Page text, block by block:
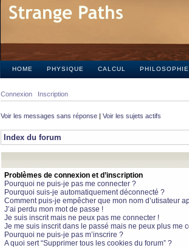
HOME PHYSIQUE CALCUL PHILOSOPHIE
Connexion Inscription
Voir les messages sans réponse | Voir les sujets actifs
Index du forum
Problèmes de connexion et d’inscription
Pourquoi ne puis-je pas me connecter ?
Pourquoi suis-je automatiquement déconnecté ?
Comment puis-je empêcher que mon nom d’utisateur
J’ai perdu mon mot de passe !
Je suis inscrit mais ne peux pas me connecter !
Je me suis inscrit dans le passé mais ne peux plus me
Pourquoi ne puis-je pas m’inscrire ?
A quoi sert “Supprimer tous les cookies du forum” ?